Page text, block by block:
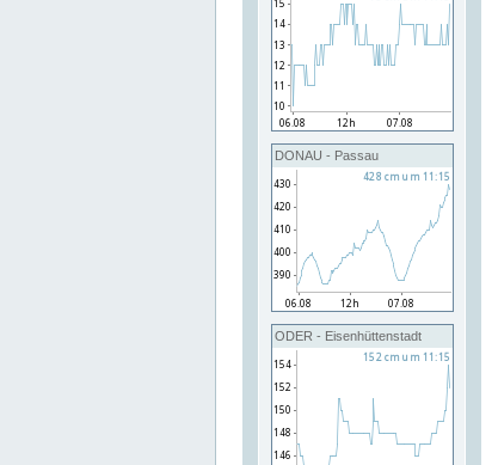
DONAU - Passau
ODER - Eisenhüttenstadt